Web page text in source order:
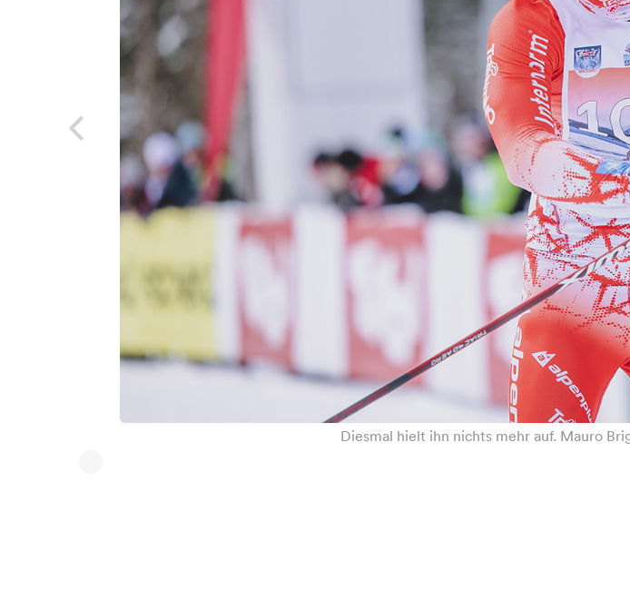
Diesmal hielt ihn nichts mehr auf. Mauro